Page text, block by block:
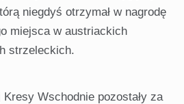
niegdyś otrzymał w nagrodę
miejsca w austriackich
strzeleckich.
Wschodnie pozostały za